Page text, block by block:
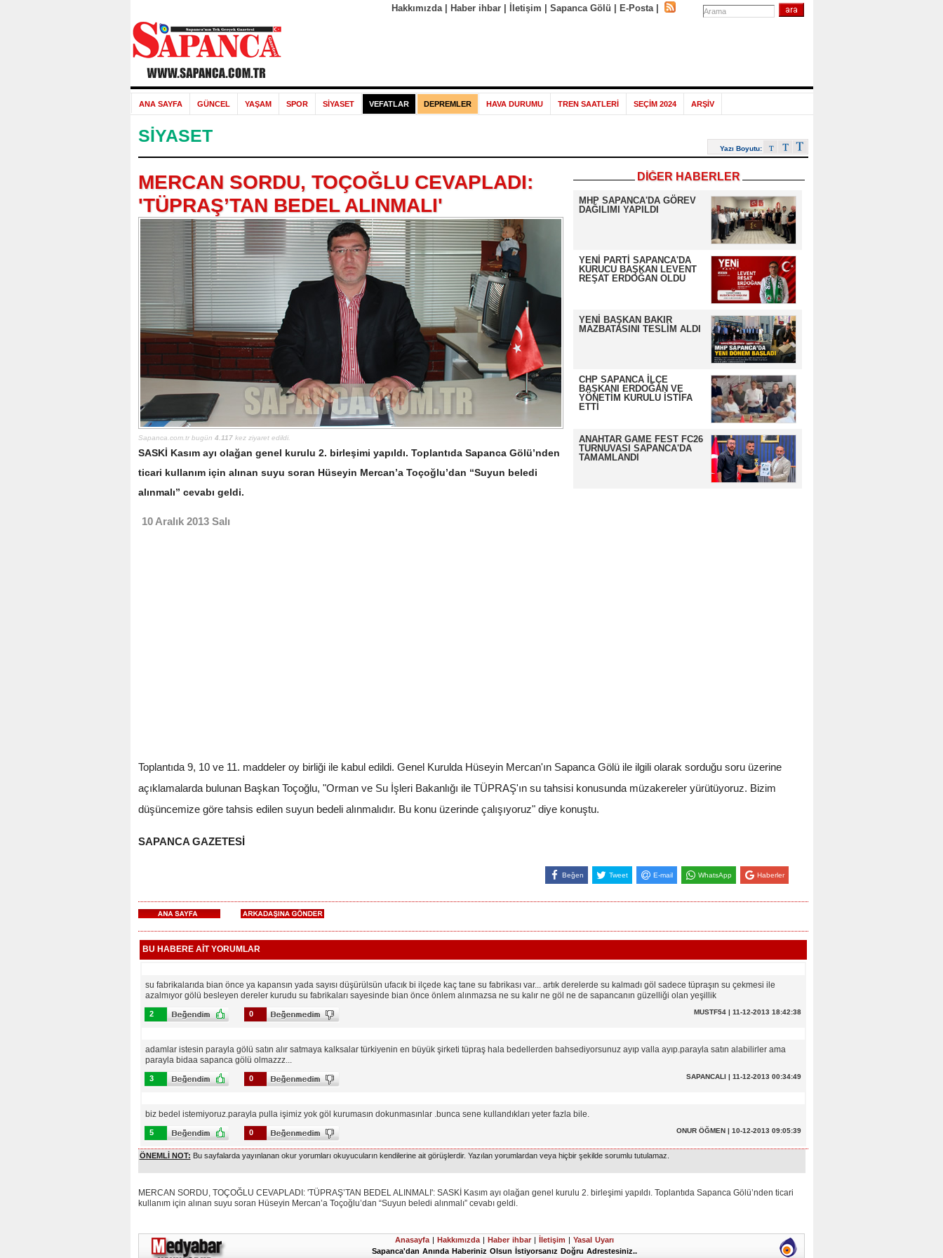
Hakkımızda| Haber ihbar| İletişim Sapanca Gölü E-Posta|
ANA SAYFA GÜNCEL YAŞAM SPOR SİYASET VEFATLAR DEPREMLER HAVA DURUMU TREN SAATLERİ SEÇİM 2024 ARŞİV
SİYASET
Yazı Boyutu:
DİĞER HABERLER
MHP SAPANCA'DA GÖREV
DAĞILIMI YAPILDI
YENİ PARTİ SAPANCA'DA
KURUCU BAŞKAN LEVENT
REŞAT ERDOĞAN OLDU
YENİ BAŞKAN BAKIR
MAZBATASINI TESLİM ALDI
CHP SAPANCA İLÇE
BAŞKANI ERDOĞAN VE
YÖNETİM KURULU İSTİFA
ETTİ
ANAHTAR GAME FEST FC26
TURNUVASI SAPANCA'DA
TAMAMLANDI
MERCAN SORDU, TOÇOĞLU CEVAPLADI:
'TÜPRAŞ’TAN BEDEL ALINMALI'
Sapanca.com.tr bugün 4.117kez ziyaret edildi.
SASKİ Kasım ayı olağan genel kurulu 2. birleşimi yapıldı. Toplantıda Sapanca Gölü’nden
ticari kullanım için alınan suyu soran Hüseyin Mercan’a Toçoğlu’dan “Suyun beledi
alınmalı” cevabı geldi.
10 Aralık 2013 Salı
Toplantıda 9, 10 ve 11. maddeler oy birliği ile kabul edildi. Genel Kurulda Hüseyin Mercan'ın Sapanca Gölü ile ilgili olarak sorduğu soru üzerine
açıklamalarda bulunan Başkan Toçoğlu, "Orman ve Su İşleri Bakanlığı ile TÜPRAŞ'ın su tahsisi konusunda müzakereler yürütüyoruz. Bizim
düşüncemize göre tahsis edilen suyun bedeli alınmalıdır. Bu konu üzerinde çalışıyoruz" diye konuştu.
SAPANCA GAZETESİ
Beğen Tweet E-mail WhatsApp Haberler
BU HABERE AİT YORUMLAR
su fabrikalarıda bian önce ya kapansın yada sayısı düşürülsün ufacık bi ilçede kaç tane su fabrikası var... artık derelerde su kalmadı göl sadece tüpraşın su çekmesi ile
azalmıyor gölü besleyen dereler kurudu su fabrikaları sayesinde bian önce önlem alınmazsa ne su kalır ne göl ne de sapancanın güzelliği olan yeşillik
2 0 MUSTF54 | 11-12-2013 18:42:38
adamlar istesin parayla gölü satın alır satmaya kalksalar türkiyenin en büyük şirketi tüpraş hala bedellerden bahsediyorsunuz ayıp valla ayıp.parayla satın alabilirler ama
parayla bidaa sapanca gölü olmazzz...
3 0 SAPANCALI | 11-12-2013 00:34:49
biz bedel istemiyoruz.parayla pulla işimiz yok göl kurumasın dokunmasınlar .bunca sene kullandıkları yeter fazla bile.
5 0 ONUR ÖĞMEN | 10-12-2013 09:05:39
ÖNEMLİ NOT: Bu sayfalarda yayınlanan okur yorumları okuyucuların kendilerine ait görüşlerdir. Yazılan yorumlardan veya hiçbir şekilde sorumlu tutulamaz.
MERCAN SORDU, TOÇOĞLU CEVAPLADI: 'TÜPRAŞ’TAN BEDEL ALINMALI': SASKİ Kasım ayı olağan genel kurulu 2. birleşimi yapıldı. Toplantıda Sapanca Gölü’nden ticari
kullanım için alınan suyu soran Hüseyin Mercan’a Toçoğlu’dan “Suyun beledi alınmalı” cevabı geldi.
Anasayfa | Hakkımızda | Haber ihbar | İletişim | Yasal Uyarı
Sapanca'dan Anında Haberiniz Olsun İstiyorsanız Doğru Adrestesiniz..